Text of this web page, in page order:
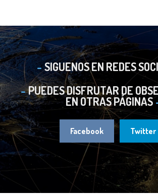
SIGUENOS EN REDES
PUEDES DISFRUTAR DE
EN OTRAS PÁGINAS
Facebook Twitter